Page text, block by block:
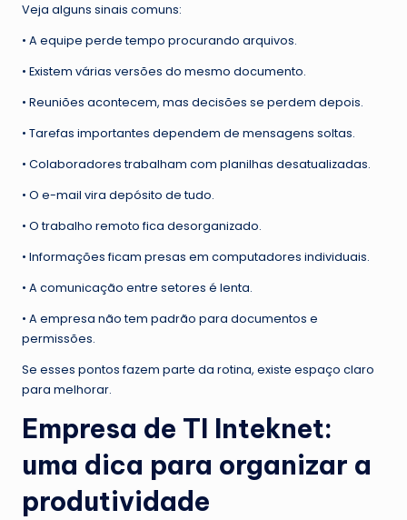
Veja alguns sinais comuns:
• A equipe perde tempo procurando arquivos.
• Existem várias versões do mesmo documento.
• Reuniões acontecem, mas decisões se perdem depois.
• Tarefas importantes dependem de mensagens soltas.
• Colaboradores trabalham com planilhas desatualizadas.
• O e-mail vira depósito de tudo.
• O trabalho remoto fica desorganizado.
• Informações ficam presas em computadores individuais.
• A comunicação entre setores é lenta.
• A empresa não tem padrão para documentos e
permissões.
Se esses pontos fazem parte da rotina, existe espaço claro
para melhorar.
Empresa de TI Inteknet:
uma dica para organizar a
produtividade